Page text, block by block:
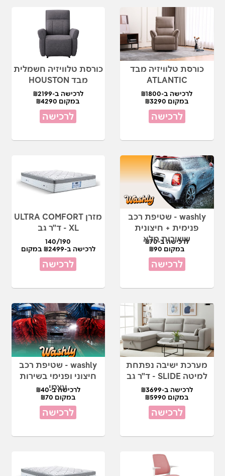
כורסת טלוויזיה מבד
ATLANTIC
לרכישה ב-₪1800
במקום ₪3290
לרכישה
כורסת טלוויזיה חשמלית
מבד HOUSTON
לרכישה ב-₪2199
במקום ₪4290
לרכישה
washly - שטיפת רכב
פנימית + חיצונית
ששירות מלא
לרכישה ב-₪70
במקום ₪90
לרכישה
מזרן ULTRA COMFORT
XL - ד"ר גב
140/190
לרכישה ב-₪2499 במקום
₪4990
לרכישה
מערכת ישיבה נפתחת
למיטה SLIDE - ד"ר גב
לרכישה ב-₪3699
במקום ₪5990
לרכישה
washly - שטיפת רכב
חיצוני ופנימי בשירות
עצמי
לרכישה ב-₪40
במקום ₪70
לרכישה